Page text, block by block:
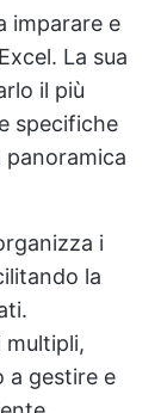
imparare e
La sua
il più
specifiche
i
la
multipli,
a gestire e